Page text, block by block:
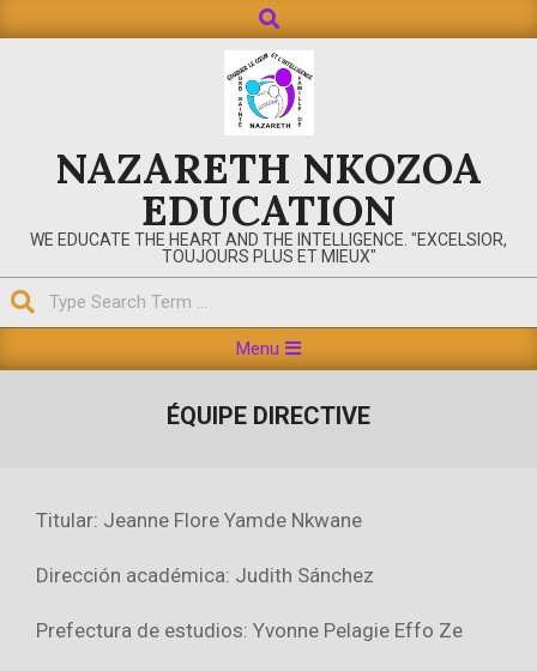
to
Search
NAZARETH NKOZOA
EDUCATION
WE EDUCATE THE HEART AND THE INTELLIGENCE. "EXCELSIOR,
TOUJOURS PLUS ET MIEUX"
Navigation
Menu
ÉQUIPE DIRECTIVE
Titular: Jeanne Flore Yamde Nkwane
Dirección académica: Judith Sánchez
Prefectura de estudios: Yvonne Pelagie Effo Ze